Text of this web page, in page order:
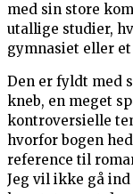
med sin store
utallige studier,
gymnasiet eller
Den er fyldt med
kneb, en meget
kontroversielle
hvorfor bogen
reference til
Jeg vil ikke gå